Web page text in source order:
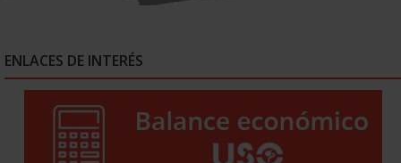
ENLACES DE INTERÉS